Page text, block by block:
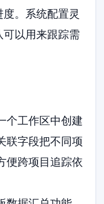
。系统配置灵
以用来跟踪需
个工作区中创建
联字段把不同项
便跨项目追踪依